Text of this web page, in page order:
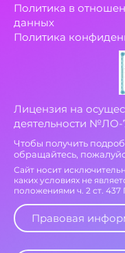
Политика в
данных
Политика
Лицензия на
деятельности №ЛО-
Чтобы получить
обращайтесь,
Сайт носит
каких условиях не
положениями ч. 2 ст. 437
Правовая